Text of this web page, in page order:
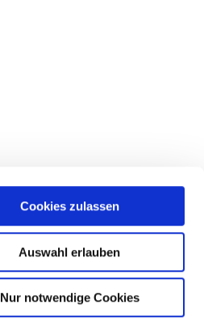
Cookies zulassen
Auswahl erlauben
Nur notwendige Cookies
Sonnenschirm Supremo